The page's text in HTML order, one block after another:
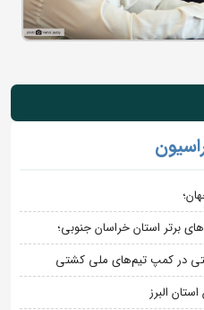
برتر استان خراسان جنوبی؛
در کمپ تیم‌های ملی کشتی
البرز